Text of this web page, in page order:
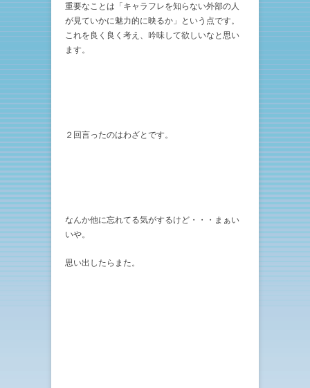
重要なことは「キャラフレを知らない外部の人
が見ていかに魅力的に映るか」という点です。
これを良く良く考え、吟味して欲しいなと思い
ます。
２回言ったのはわざとです。
なんか他に忘れてる気がするけど・・・まぁい
いや。
思い出したらまた。